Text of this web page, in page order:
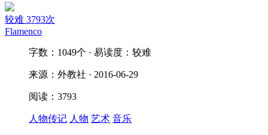
较难 3793次
Flamenco
字数：1049个 · 易读度：较难
来源：外教社 · 2016-06-29
阅读：3793
人物传记 人物 艺术 音乐